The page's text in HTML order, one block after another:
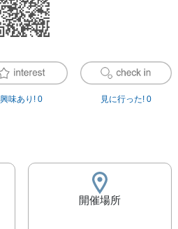
興味あり! 0 見に行った! 0
開催場所